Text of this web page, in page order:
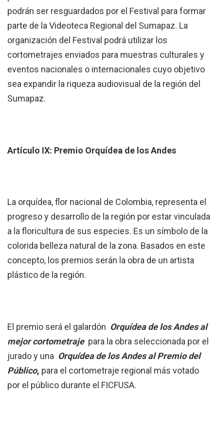
podrán ser resguardados por el Festival para formar
parte de la Videoteca Regional del Sumapaz. La
organización del Festival podrá utilizar los
cortometrajes enviados para muestras culturales y
eventos nacionales o internacionales cuyo objetivo
sea expandir la riqueza audiovisual de la región del
Sumapaz.
Artículo IX: Premio Orquídea de los Andes
La orquídea, flor nacional de Colombia, representa el
progreso y desarrollo de la región por estar vinculada
a la floricultura de sus especies. Es un símbolo de la
colorida belleza natural de la zona. Basados en este
concepto, los premios serán la obra de un artista
plástico de la región.
El premio será el galardón Orquídea de los Andes al
mejor cortometraje para la obra seleccionada por el
jurado y una Orquídea de los Andes al Premio del
Público, para el cortometraje regional más votado
por el público durante el FICFUSA.